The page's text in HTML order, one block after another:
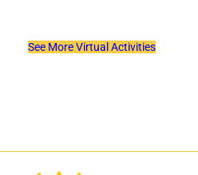
See More Virtual Activities